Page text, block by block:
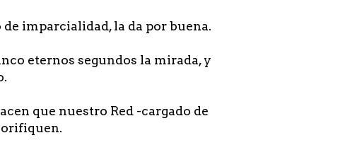
imparcialidad, la da por buena.
eternos segundos la mirada, y
que nuestro Red -cargado de